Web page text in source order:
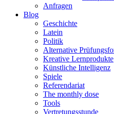
Anfragen
Blog
Geschichte
Latein
Politik
Alternative
Kreative Lernprodukte
Künstliche Intelligenz
Spiele
Referendariat
The monthly dose
Tools
Vertretungsstunde